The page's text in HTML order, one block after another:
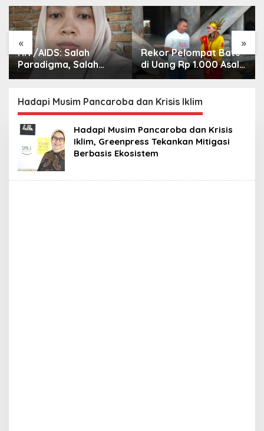
« »
HIV/AIDS: Salah
Paradigma, Salah
Solusi?
Rekor Pelompat Batu
di Uang Rp 1.000 Asal
Nias dan Keinginannya
Hadapi Musim Pancaroba dan Krisis Iklim
Hadapi Musim Pancaroba dan Krisis
Iklim, Greenpress Tekankan Mitigasi
Berbasis Ekosistem